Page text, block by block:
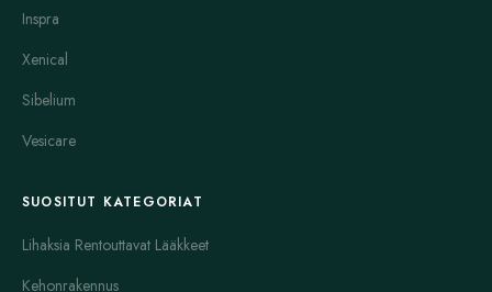
Inspra
Xenical
Sibelium
Vesicare
SUOSITUT KATEGORIAT
Lihaksia Rentouttavat Lääkkeet
Kehonrakennus